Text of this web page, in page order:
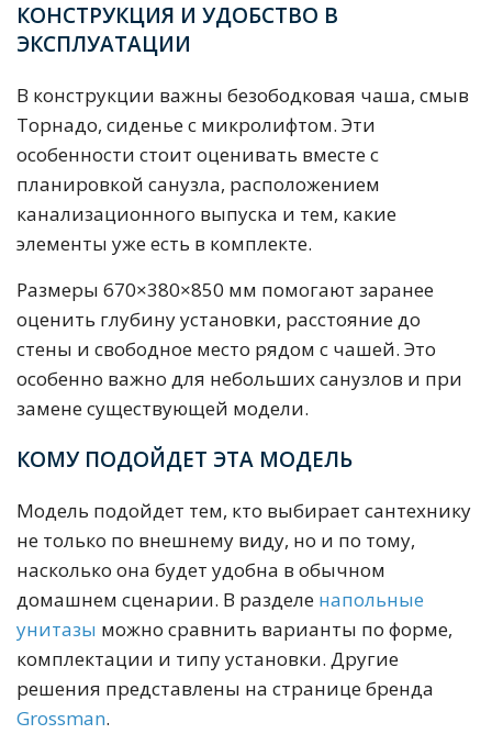
КОНСТРУКЦИЯ И УДОБСТВО В
ЭКСПЛУАТАЦИИ
В конструкции важны безободковая чаша, смыв
Торнадо, сиденье с микролифтом. Эти
особенности стоит оценивать вместе с
планировкой санузла, расположением
канализационного выпуска и тем, какие
элементы уже есть в комплекте.
Размеры 670×380×850 мм помогают заранее
оценить глубину установки, расстояние до
стены и свободное место рядом с чашей. Это
особенно важно для небольших санузлов и при
замене существующей модели.
КОМУ ПОДОЙДЕТ ЭТА МОДЕЛЬ
Модель подойдет тем, кто выбирает сантехнику
не только по внешнему виду, но и по тому,
насколько она будет удобна в обычном
домашнем сценарии. В разделе напольные
унитазы можно сравнить варианты по форме,
комплектации и типу установки. Другие
решения представлены на странице бренда
Grossman.